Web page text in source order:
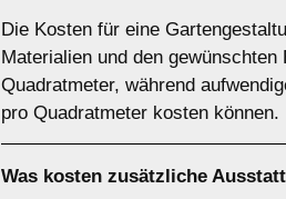
Die Kosten für eine
Materialien und den
Quadratmeter, während
pro Quadratmeter kosten können.
Was kosten zusätzliche